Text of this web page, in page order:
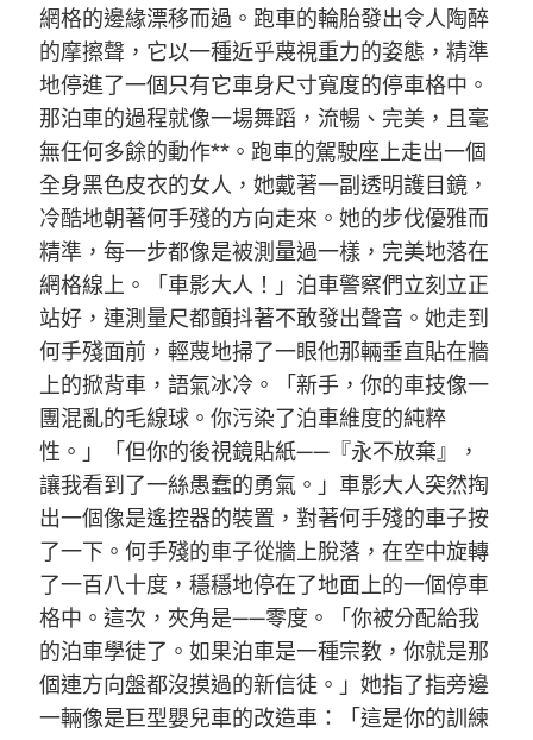
網格的邊緣漂移而過。跑車的輪胎發出令人陶醉
的摩擦聲，它以一種近乎蔑視重力的姿態，精準
地停進了一個只有它車身尺寸寬度的停車格中。
那泊車的過程就像一場舞蹈，流暢、完美，且毫
無任何多餘的動作**。跑車的駕駛座上走出一個
全身黑色皮衣的女人，她戴著一副透明護目鏡，
冷酷地朝著何手殘的方向走來。她的步伐優雅而
精準，每一步都像是被測量過一樣，完美地落在
網格線上。「車影大人！」泊車警察們立刻立正
站好，連測量尺都顫抖著不敢發出聲音。她走到
何手殘面前，輕蔑地掃了一眼他那輛垂直貼在牆
上的掀背車，語氣冰冷。「新手，你的車技像一
團混亂的毛線球。你污染了泊車維度的純粹
性。」「但你的後視鏡貼紙——『永不放棄』，
讓我看到了一絲愚蠢的勇氣。」車影大人突然掏
出一個像是遙控器的裝置，對著何手殘的車子按
了一下。何手殘的車子從牆上脫落，在空中旋轉
了一百八十度，穩穩地停在了地面上的一個停車
格中。這次，夾角是——零度。「你被分配給我
的泊車學徒了。如果泊車是一種宗教，你就是那
個連方向盤都沒摸過的新信徒。」她指了指旁邊
一輛像是巨型嬰兒車的改造車：「這是你的訓練